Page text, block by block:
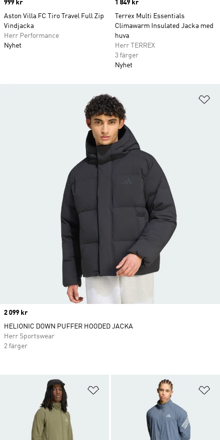
Price
999 kr
Aston Villa FC Tiro Travel Full Zip
Vindjacka
Herr Performance
Nyhet
Price
1 849 kr
Terrex Multi Essentials
Climawarm Insulated Jacka med
huva
Herr TERREX
3 färger
Nyhet
Lägg till på önskelistan
Price
2 099 kr
HELIONIC DOWN PUFFER HOODED JACKA
Herr Sportswear
2 färger